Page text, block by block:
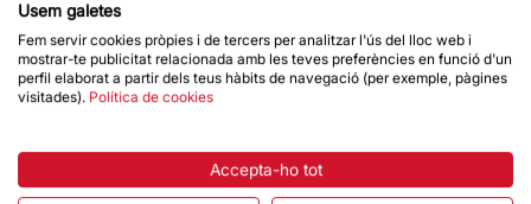
Destacats
La Fundació
Usem galetes
Fem servir cookies pròpies i de tercers per analitzar l'ús del lloc web i
mostrar-te publicitat relacionada amb les teves preferències en funció d'un
perfil elaborat a partir dels teus hàbits de navegació (per exemple, pàgines
visitades). Política de cookies
Accepta-ho tot